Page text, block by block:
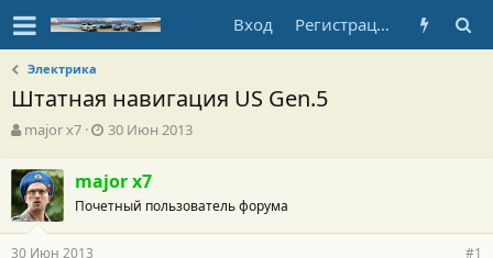
Вход Регистрация
Электрика
Штатная навигация US Gen.5
А
т
о
р
т
е
major x7
Д
а
н
30 Июн 2013
major x7
Почетный пользователь форума
30 Июн 2013 #1